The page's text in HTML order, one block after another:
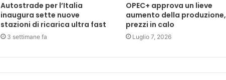
Autostrade per l’Italia
inaugura sette nuove
stazioni di ricarica ultra fast
3 settimane fa
OPEC+ approva un lieve
aumento della produzione,
prezzi in calo
Luglio 7, 2026